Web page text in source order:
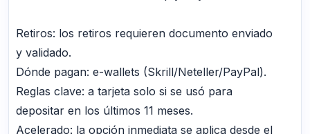
Retiros: los retiros requieren documento enviado
y validado.
Dónde pagan: e-wallets (Skrill/Neteller/PayPal).
Reglas clave: a tarjeta solo si se usó para
depositar en los últimos 11 meses.
Acelerado: la opción inmediata se aplica desde el